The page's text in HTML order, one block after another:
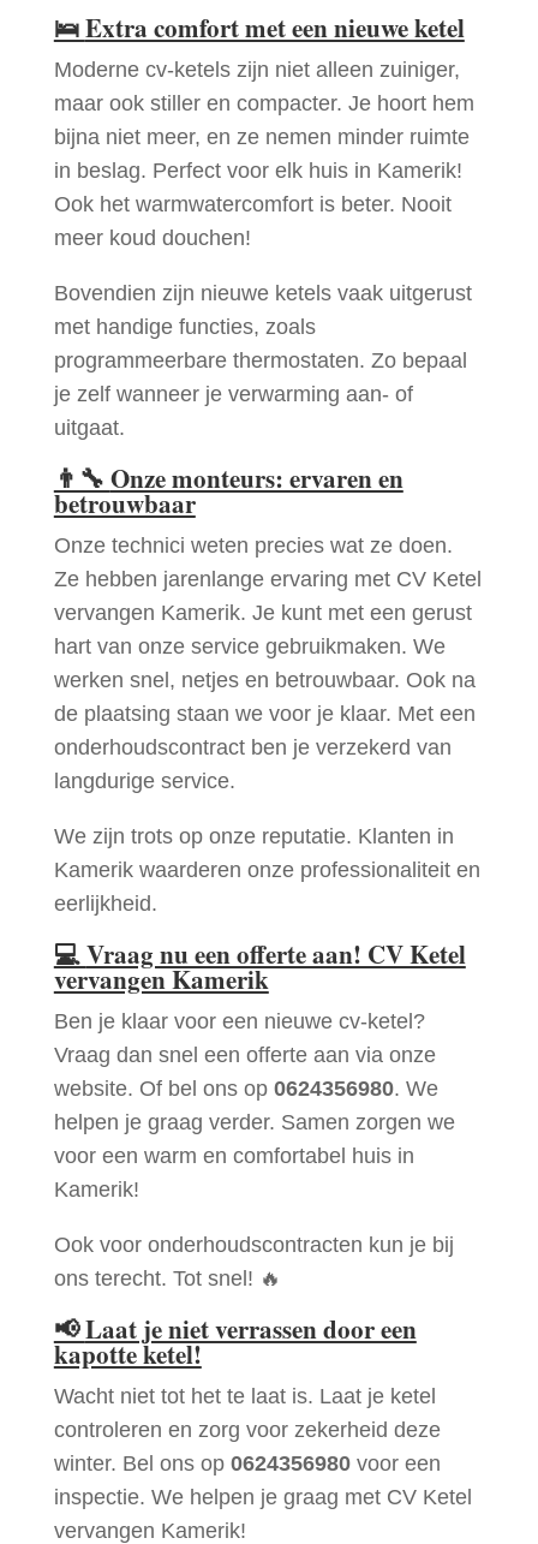
🛌Extra comfort met een nieuwe ketel
Moderne cv-ketels zijn niet alleen zuiniger,
maar ook stiller en compacter. Je hoort hem
bijna niet meer, en ze nemen minder ruimte
in beslag. Perfect voor elk huis in Kamerik!
Ook het warmwatercomfort is beter. Nooit
meer koud douchen!
Bovendien zijn nieuwe ketels vaak uitgerust
met handige functies, zoals
programmeerbare thermostaten. Zo bepaal
je zelf wanneer je verwarming aan- of
uitgaat.
👨‍🔧 Onze monteurs: ervaren en
betrouwbaar
Onze technici weten precies wat ze doen.
Ze hebben jarenlange ervaring met CV Ketel
vervangen Kamerik. Je kunt met een gerust
hart van onze service gebruikmaken. We
werken snel, netjes en betrouwbaar. Ook na
de plaatsing staan we voor je klaar. Met een
onderhoudscontract ben je verzekerd van
langdurige service.
We zijn trots op onze reputatie. Klanten in
Kamerik waarderen onze professionaliteit en
eerlijkheid.
💻Vraag nu een offerte aan! CV Ketel
vervangen Kamerik
Ben je klaar voor een nieuwe cv-ketel?
Vraag dan snel een offerte aan via onze
website. Of bel ons op 0624356980. We
helpen je graag verder. Samen zorgen we
voor een warm en comfortabel huis in
Kamerik!
Ook voor onderhoudscontracten kun je bij
ons terecht. Tot snel! 🔥
📢Laat je niet verrassen door een
kapotte ketel!
Wacht niet tot het te laat is. Laat je ketel
controleren en zorg voor zekerheid deze
winter. Bel ons op 0624356980voor een
inspectie. We helpen je graag met CV Ketel
vervangen Kamerik!